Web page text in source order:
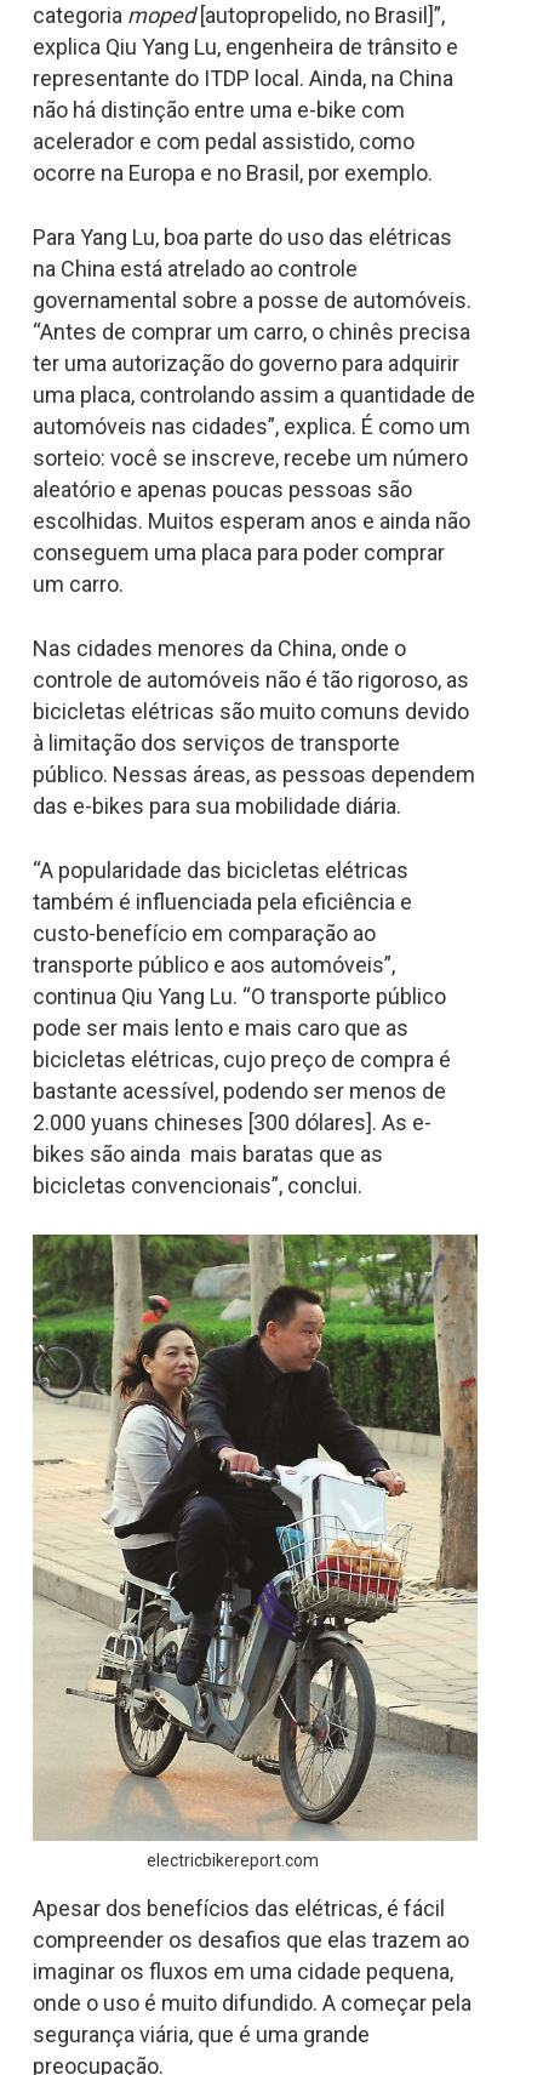
categoria moped[autopropelido, no Brasil]”,
explica Qiu Yang Lu, engenheira de trânsito e
representante do ITDP local. Ainda, na China
não há distinção entre uma e-bike com
acelerador e com pedal assistido, como
ocorre na Europa e no Brasil, por exemplo.
Para Yang Lu, boa parte do uso das elétricas
na China está atrelado ao controle
governamental sobre a posse de automóveis.
“Antes de comprar um carro, o chinês precisa
ter uma autorização do governo para adquirir
uma placa, controlando assim a quantidade de
automóveis nas cidades”, explica. É como um
sorteio: você se inscreve, recebe um número
aleatório e apenas poucas pessoas são
escolhidas. Muitos esperam anos e ainda não
conseguem uma placa para poder comprar
um carro.
Nas cidades menores da China, onde o
controle de automóveis não é tão rigoroso, as
bicicletas elétricas são muito comuns devido
à limitação dos serviços de transporte
público. Nessas áreas, as pessoas dependem
das e-bikes para sua mobilidade diária.
“A popularidade das bicicletas elétricas
também é influenciada pela eficiência e
custo-benefício em comparação ao
transporte público e aos automóveis”,
continua Qiu Yang Lu. “O transporte público
pode ser mais lento e mais caro que as
bicicletas elétricas, cujo preço de compra é
bastante acessível, podendo ser menos de
2.000 yuans chineses [300 dólares]. As e-
bikes são ainda mais baratas que as
bicicletas convencionais”, conclui.
electricbikereport.com
Apesar dos benefícios das elétricas, é fácil
compreender os desafios que elas trazem ao
imaginar os fluxos em uma cidade pequena,
onde o uso é muito difundido. A começar pela
segurança viária, que é uma grande
preocupação.